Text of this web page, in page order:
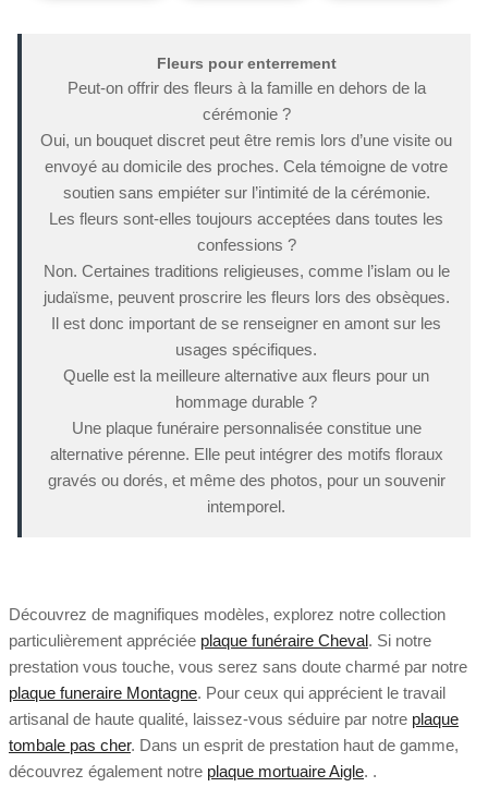
Fleurs pour enterrement
Peut-on offrir des fleurs à la famille en dehors de la
cérémonie ?
Oui, un bouquet discret peut être remis lors d’une visite ou
envoyé au domicile des proches. Cela témoigne de votre
soutien sans empiéter sur l’intimité de la cérémonie.
Les fleurs sont-elles toujours acceptées dans toutes les
confessions ?
Non. Certaines traditions religieuses, comme l’islam ou le
judaïsme, peuvent proscrire les fleurs lors des obsèques.
Il est donc important de se renseigner en amont sur les
usages spécifiques.
Quelle est la meilleure alternative aux fleurs pour un
hommage durable ?
Une plaque funéraire personnalisée constitue une
alternative pérenne. Elle peut intégrer des motifs floraux
gravés ou dorés, et même des photos, pour un souvenir
intemporel.
Découvrez de magnifiques modèles, explorez notre collection
particulièrement appréciée plaque funéraire Cheval. Si notre
prestation vous touche, vous serez sans doute charmé par notre
plaque funeraire Montagne. Pour ceux qui apprécient le travail
artisanal de haute qualité, laissez-vous séduire par notre plaque
tombale pas cher. Dans un esprit de prestation haut de gamme,
découvrez également notre plaque mortuaire Aigle. .